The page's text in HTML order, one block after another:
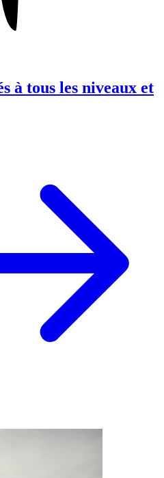
à tous les niveaux et